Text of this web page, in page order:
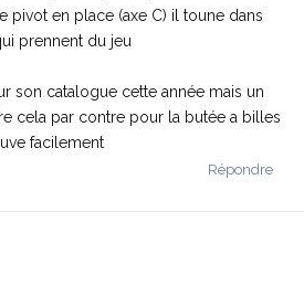
pivot en place (axe C) il toune dans
prennent du jeu
son catalogue cette année mais un
cela par contre pour la butée a billes
facilement
Répondre